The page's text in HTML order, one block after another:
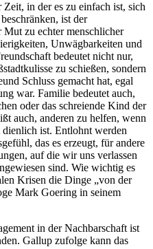
in der es zu einfach ist, sich
ist der
zu echter menschlicher
Unwägbarkeiten und
bedeutet nicht nur,
zu schießen, sondern
Schluss gemacht hat, egal
war. Familie bedeutet auch,
oder das schreiende Kind der
auch, anderen zu helfen, wenn
ist. Entlohnt werden
das es erzeugt, für andere
auf die wir uns verlassen
sind. Wie wichtig es
Krisen die Dinge „von der
Mark Goering in seinem
in der Nachbarschaft ist
Gallup zufolge kann das